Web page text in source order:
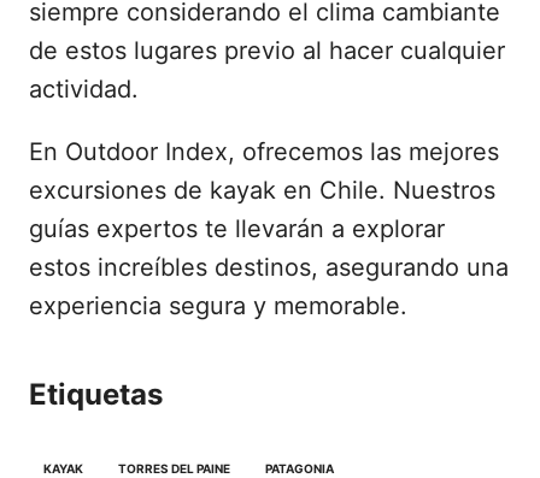
siempre considerando el clima cambiante
de estos lugares previo al hacer cualquier
actividad.
En Outdoor Index, ofrecemos las mejores
excursiones de kayak en Chile. Nuestros
guías expertos te llevarán a explorar
estos increíbles destinos, asegurando una
experiencia segura y memorable.
Etiquetas
KAYAK TORRES DEL PAINE PATAGONIA